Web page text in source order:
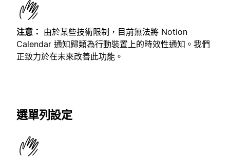
注意： 由於某些技術限制，目前無法將 Notion
Calendar 通知歸類為行動裝置上的時效性通知。我們
正致力於在未來改善此功能。
選單列設定